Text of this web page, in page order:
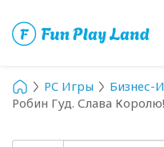
PC Игры
Бизнес-
Робин Гуд. Слава